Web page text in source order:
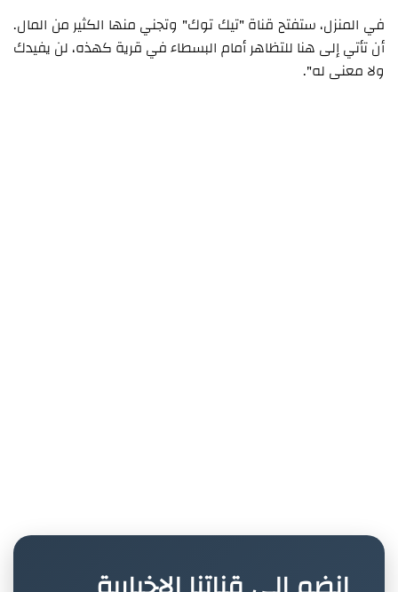
في المنزل، ستفتح قناة "تيك توك" وتجني منها الكثير من المال.
أن تأتي إلى هنا للتظاهر أمام البسطاء في قرية كهذه، لن يفيدك
ولا معنى له".